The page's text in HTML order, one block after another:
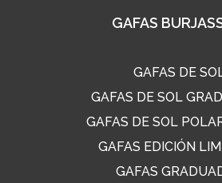
GAFAS
GAFAS DE
GAFAS DE SOL
GAFAS DE SOL
GAFAS EDICIÓN
GAFAS